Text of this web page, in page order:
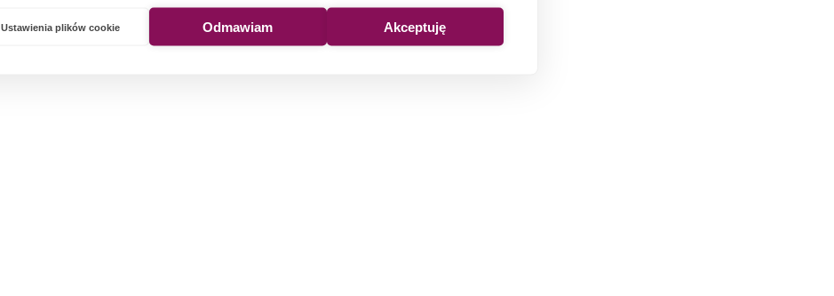
Ustawienia plików cookie Odmawiam Akceptuję